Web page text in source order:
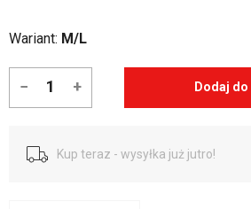
Wariant: M/L
− + Dodaj
Kup teraz - wysyłka już jutro!